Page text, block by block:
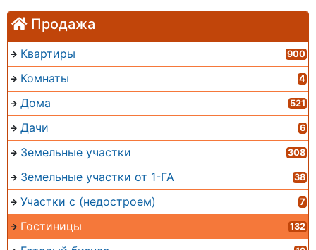
Продажа
Квартиры 900
Комнаты 4
Дома 521
Дачи 6
Земельные участки 308
Земельные участки от 1-ГА 38
Участки с (недостроем) 7
Гостиницы 132